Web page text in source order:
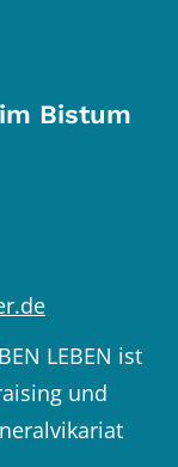
YouTube
Bistum
LEBEN ist
und